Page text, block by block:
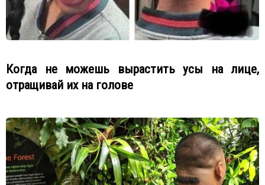
Когда не можешь вырастить усы на лице,
отращивай их на голове